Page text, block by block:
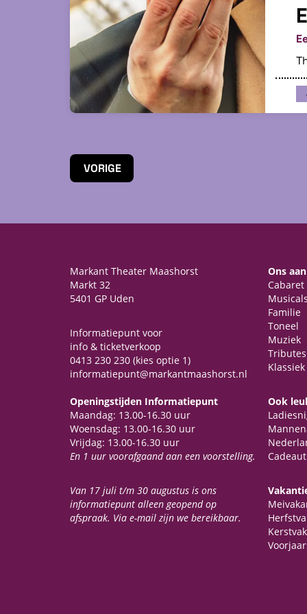
VORIGE
Markant Theater Maashorst
Markt 32
5401 GP Uden
Informatiepunt voor
info & ticketverkoop
0413 230 230 (kies optie 1)
informatiepunt@markantmaashorst.nl
Openingstijden Informatiepunt
Maandag: 13.00-16.30 uur
Woensdag: 13.00-16.30 uur
Vrijdag: 13.00-16.30 uur
En 1 uur voorafgaand aan een voorstelling.
Van 17 juli t/m 30 augustus is ons
informatiepunt alleen geopend op
afspraak. Via e-mail zijn we bereikbaar.
Ons
Cabaret
Familie
Toneel
Muziek
Tributes
Klassiek
Ook